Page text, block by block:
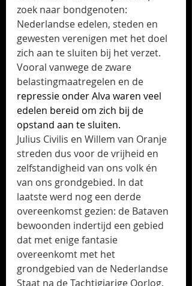
zoek naar bondgenoten:
Nederlandse edelen, steden en
gewesten verenigen met het doel
zich aan te sluiten bij het verzet.
Vooral vanwege de zware
belastingmaatregelen en de
repressie onder Alva waren veel
edelen bereid om zich bij de
opstand aan te sluiten.
Julius Civilis en Willem van Oranje
streden dus voor de vrijheid en
zelfstandigheid van ons volk én
van ons grondgebied. In dat
laatste werd nog een derde
overeenkomst gezien: de Bataven
bewoonden indertijd een gebied
dat met enige fantasie
overeenkomt met het
grondgebied van de Nederlandse
Staat na de Tachtigjarige Oorlog.